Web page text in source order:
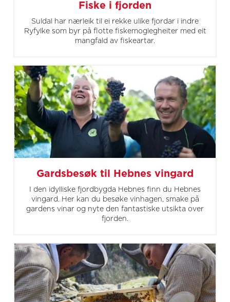
Fiske i fjorden
Suldal har nærleik til ei rekke ulike fjordar i indre
Ryfylke som byr på flotte fiskemoglegheiter med eit
mangfald av fiskeartar.
Gardsbesøk til Hebnes vingard
I den idylliske fjordbygda Hebnes finn du Hebnes
vingard. Her kan du besøke vinhagen, smake på
gardens vinar og nyte den fantastiske utsikta over
fjorden.